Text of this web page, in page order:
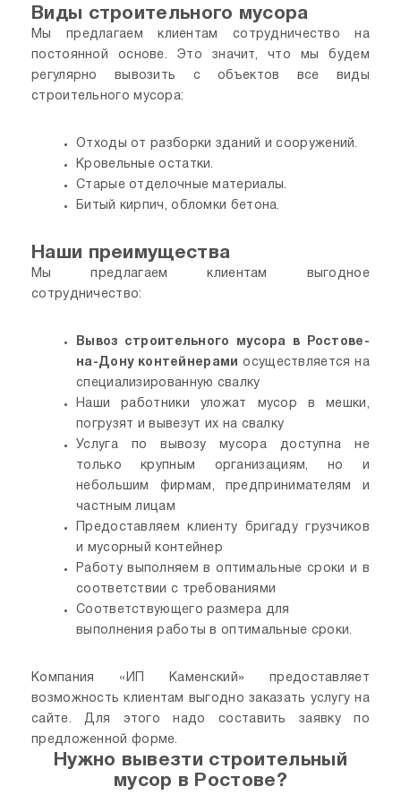
Виды строительного мусора
Мы предлагаем клиентам сотрудничество на
постоянной основе. Это значит, что мы будем
регулярно вывозить с объектов все виды
строительного мусора:
Отходы от разборки зданий и сооружений.
Кровельные остатки.
Старые отделочные материалы.
Битый кирпич, обломки бетона.
Наши преимущества
Мы предлагаем клиентам выгодное
сотрудничество:
Вывоз строительного мусора в Ростове-
на-Дону контейнерами осуществляется на
специализированную свалку
Наши работники уложат мусор в мешки,
погрузят и вывезут их на свалку
Услуга по вывозу мусора доступна не
только крупным организациям, но и
небольшим фирмам, предпринимателям и
частным лицам
Предоставляем клиенту бригаду грузчиков
и мусорный контейнер
Работу выполняем в оптимальные сроки и в
соответствии с требованиями
Соответствующего размера для
выполнения работы в оптимальные сроки.
Компания «ИП Каменский» предоставляет
возможность клиентам выгодно заказать услугу на
сайте. Для этого надо составить заявку по
предложенной форме.
Нужно вывезти строительный
мусор в Ростове?